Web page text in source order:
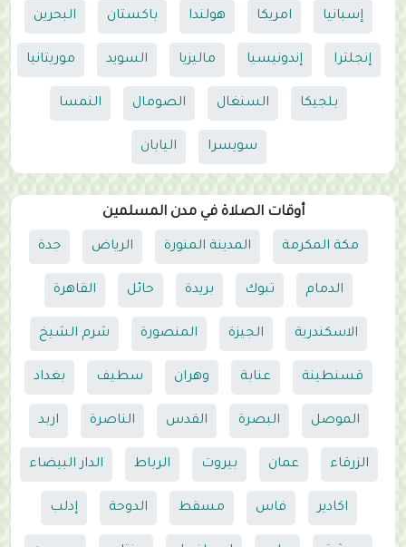
إسبانيا امريكا هولندا باكستان البحرين
إنجلترا إندونيسيا ماليزيا السويد موريتانيا
بلجيكا السنغال الصومال النمسا
سويسرا اليابان
أوقات الصلاة في مدن المسلمين
مكة المكرمة المدينة المنورة الرياض جدة
الدمام تبوك بريدة حائل القاهرة
الاسكندرية الجيزة المنصورة شرم الشيخ
قسنطينة عنابة وهران سطيف بغداد
الموصل البصرة القدس الناصرة اربد
الزرقاء عمان بيروت الرباط الدار البيضاء
اكادير فاس مسقط الدوحة إدلب